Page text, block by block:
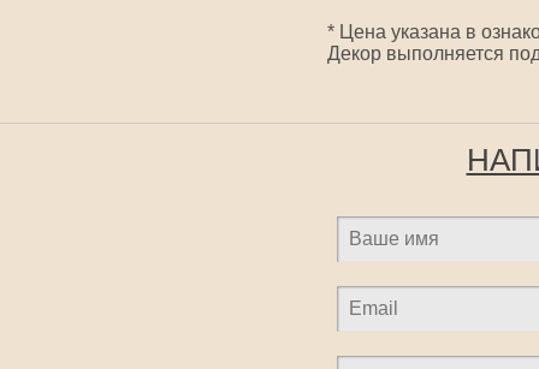
* Цена указана в
Декор выполняется